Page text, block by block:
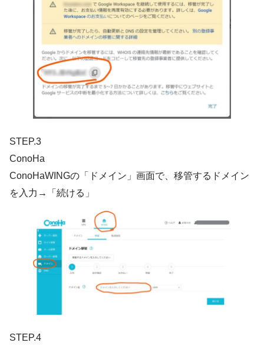
STEP.3
ConoHa
ConoHaWINGの「ドメイン」画面で、移管するドメイン
を入力→「続ける」
STEP.4